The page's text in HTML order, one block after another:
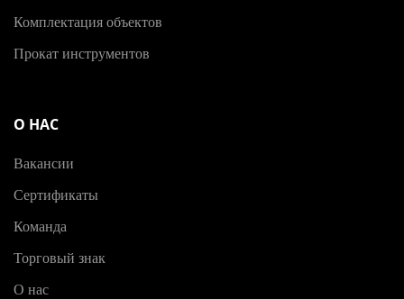
Комплектация объектов
Прокат инструментов
О НАС
Вакансии
Сертификаты
Команда
Торговый знак
О нас